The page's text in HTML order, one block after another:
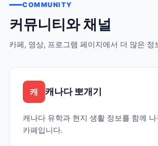
COMMUNITY
커뮤니티와 채널
카페, 영상, 프로그램 페이지에서 더 많은 정
캐 캐나다 뽀개기
캐나다 유학과 현지 생활 정보를 함께
카페입니다.